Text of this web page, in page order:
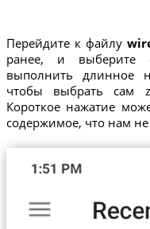
Перейдите к файлу
ранее, и выберите
выполнить
чтобы выбрать сам
Короткое нажатие
содержимое, что нам